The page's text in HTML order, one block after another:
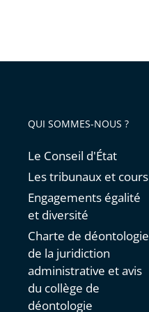
QUI SOMMES-NOUS ?
Le Conseil d'État
Les tribunaux et cours
Engagements égalité
et diversité
Charte de déontologie
de la juridiction
administrative et avis
du collège de
déontologie